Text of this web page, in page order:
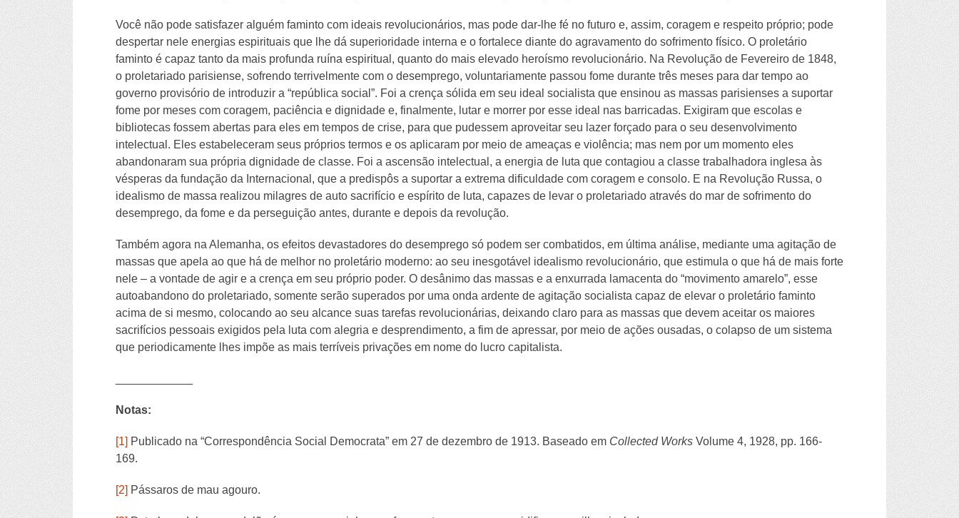
Você não pode satisfazer alguém faminto com ideais revolucionários, mas pode dar-lhe fé no futuro e, assim, coragem e respeito próprio; pode
despertar nele energias espirituais que lhe dá superioridade interna e o fortalece diante do agravamento do sofrimento físico. O proletário
faminto é capaz tanto da mais profunda ruína espiritual, quanto do mais elevado heroísmo revolucionário. Na Revolução de Fevereiro de 1848,
o proletariado parisiense, sofrendo terrivelmente com o desemprego, voluntariamente passou fome durante três meses para dar tempo ao
governo provisório de introduzir a “república social”. Foi a crença sólida em seu ideal socialista que ensinou as massas parisienses a suportar
fome por meses com coragem, paciência e dignidade e, finalmente, lutar e morrer por esse ideal nas barricadas. Exigiram que escolas e
bibliotecas fossem abertas para eles em tempos de crise, para que pudessem aproveitar seu lazer forçado para o seu desenvolvimento
intelectual. Eles estabeleceram seus próprios termos e os aplicaram por meio de ameaças e violência; mas nem por um momento eles
abandonaram sua própria dignidade de classe. Foi a ascensão intelectual, a energia de luta que contagiou a classe trabalhadora inglesa às
vésperas da fundação da Internacional, que a predispôs a suportar a extrema dificuldade com coragem e consolo. E na Revolução Russa, o
idealismo de massa realizou milagres de auto sacrifício e espírito de luta, capazes de levar o proletariado através do mar de sofrimento do
desemprego, da fome e da perseguição antes, durante e depois da revolução.
Também agora na Alemanha, os efeitos devastadores do desemprego só podem ser combatidos, em última análise, mediante uma agitação de
massas que apela ao que há de melhor no proletário moderno: ao seu inesgotável idealismo revolucionário, que estimula o que há de mais forte
nele – a vontade de agir e a crença em seu próprio poder. O desânimo das massas e a enxurrada lamacenta do “movimento amarelo”, esse
autoabandono do proletariado, somente serão superados por uma onda ardente de agitação socialista capaz de elevar o proletário faminto
acima de si mesmo, colocando ao seu alcance suas tarefas revolucionárias, deixando claro para as massas que devem aceitar os maiores
sacrifícios pessoais exigidos pela luta com alegria e desprendimento, a fim de apressar, por meio de ações ousadas, o colapso de um sistema
que periodicamente lhes impõe as mais terríveis privações em nome do lucro capitalista.
Notas:
[1] Publicado na “Correspondência Social Democrata” em 27 de dezembro de 1913. Baseado em Collected Works Volume 4, 1928, pp. 166-
169.
[2] Pássaros de mau agouro.